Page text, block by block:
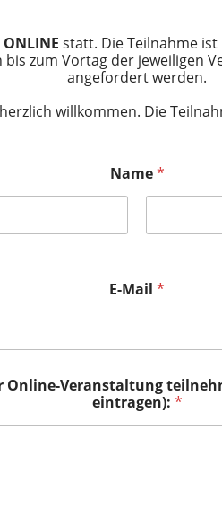
ONLINE statt. Die Teilnahme
bis zum Vortag der jeweiligen
angefordert werden.
willkommen. Die
Name*
E-Mail *
Online-Veranstaltung
eintragen): *